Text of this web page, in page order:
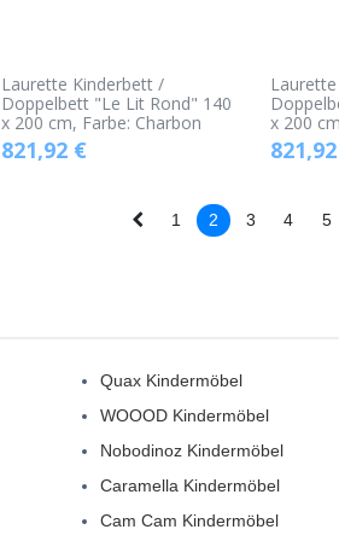
Laurette Kinderbett /
Doppelbett "Le Lit Rond" 140
x 200 cm, Farbe: Charbon
821,92€
x 200
821,92
1 2 3 4 5
Quax Kindermöbel
WOOOD Kindermöbel
Nobodinoz Kindermöbel
Caramella Kindermöbel
Cam Cam Kindermöbel